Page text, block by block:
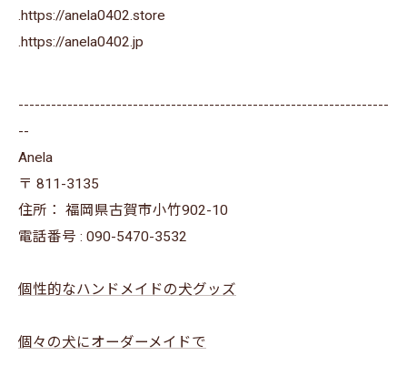
.https://anela0402.store
⁡.https://anela0402.jp⁡⁡
--------------------------------------------------------------------
--
Anela
〒 811-3135
住所： 福岡県古賀市小竹902-10
電話番号 : 090-5470-3532
個性的なハンドメイドの犬グッズ
個々の犬にオーダーメイドで